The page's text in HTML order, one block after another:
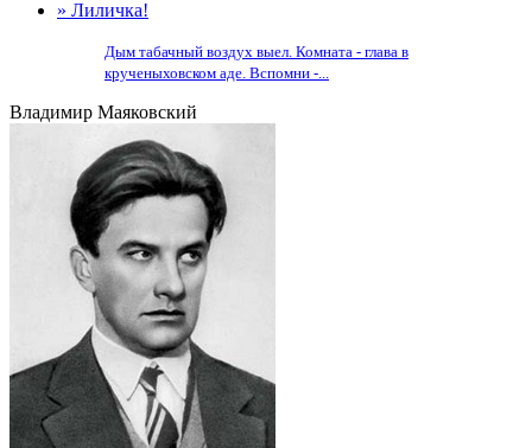
» Лиличка!
Дым табачный воздух выел. Комната - глава в
крученыховском аде. Вспомни -...
Владимир Маяковский